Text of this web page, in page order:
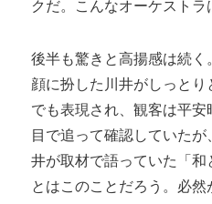
クだ。こんなオーケストラ
後半も驚きと高揚感は続
顔に扮した川井がしっと
でも表現され、観客は平
目で追って確認していた
井が取材で語っていた「和
とはこのことだろう。必然